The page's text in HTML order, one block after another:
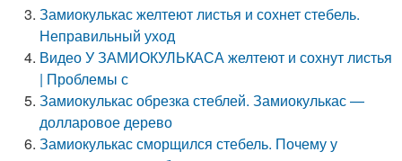
Замиокулькас желтеют листья и сохнет стебель.
Неправильный уход
Видео У ЗАМИОКУЛЬКАСА желтеют и сохнут листья
| Проблемы с
Замиокулькас обрезка стеблей. Замиокулькас —
долларовое дерево
Замиокулькас сморщился стебель. Почему у